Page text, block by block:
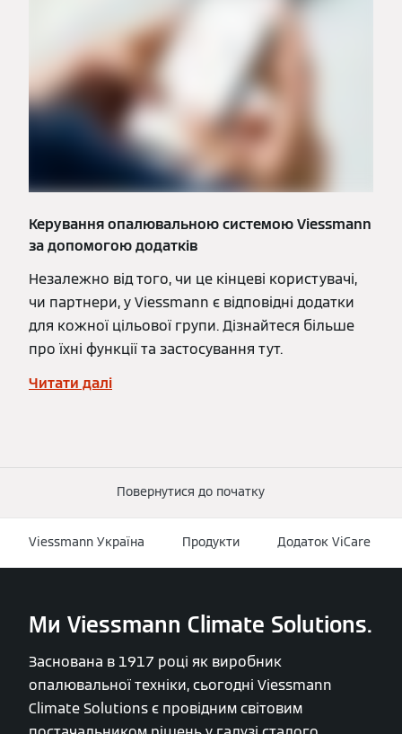
Керування опалювальною системою Viessmann
за допомогою додатків
Незалежно від того, чи це кінцеві користувачі,
чи партнери, у Viessmann є відповідні додатки
для кожної цільової групи. Дізнайтеся більше
про їхні функції та застосування тут.
Читати далі
Повернутися до початку
Viessmann Україна Продукти Додаток ViCare
Ми Viessmann Climate Solutions.
Заснована в 1917 році як виробник
опалювальної техніки, сьогодні Viessmann
Climate Solutions є провідним світовим